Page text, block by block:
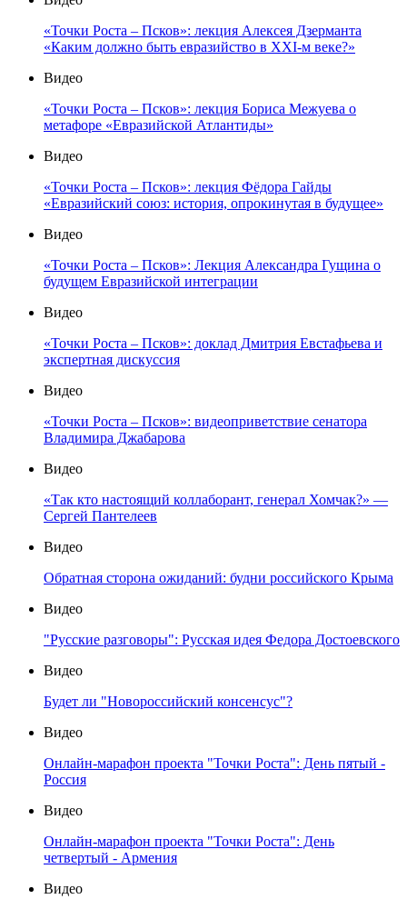
«Точки Роста – Псков»: лекция Алексея Дзерманта
«Каким должно быть евразийство в XXI-м веке?»
Видео
«Точки Роста – Псков»: лекция Бориса Межуева о
метафоре «Евразийской Атлантиды»
Видео
«Точки Роста – Псков»: лекция Фёдора Гайды
«Евразийский союз: история, опрокинутая в будущее»
Видео
«Точки Роста – Псков»: Лекция Александра Гущина о
будущем Евразийской интеграции
Видео
«Точки Роста – Псков»: доклад Дмитрия Евстафьева и
экспертная дискуссия
Видео
«Точки Роста – Псков»: видеоприветствие сенатора
Владимира Джабарова
Видео
«Так кто настоящий коллаборант, генерал Хомчак?» —
Сергей Пантелеев
Видео
Обратная сторона ожиданий: будни российского Крыма
Видео
"Русские разговоры": Русская идея Федора Достоевского
Видео
Будет ли "Новороссийский консенсус"?
Видео
Онлайн-марафон проекта "Точки Роста": День пятый -
Россия
Видео
Онлайн-марафон проекта "Точки Роста": День
четвертый - Армения
Видео